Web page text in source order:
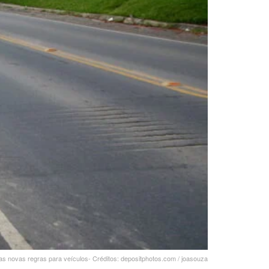
novas regras para veículos- Créditos: depositphotos.com / joasouza